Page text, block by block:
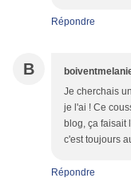
Répondre
B
Je cherchais
je l'ai ! Ce
blog, ça faisait
c'est toujours
Répondre